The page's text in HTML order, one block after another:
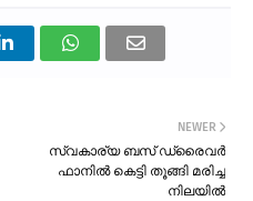
NEWER
സ്വകാര്യ ബസ് ഡ്രൈവർ
ഫാനിൽ കെട്ടി തൂങ്ങി മരിച്ച
നിലയിൽ